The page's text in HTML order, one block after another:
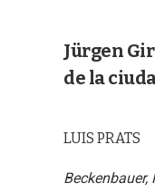
Jürgen
de la
LUIS PRATS
Beckenbauer,